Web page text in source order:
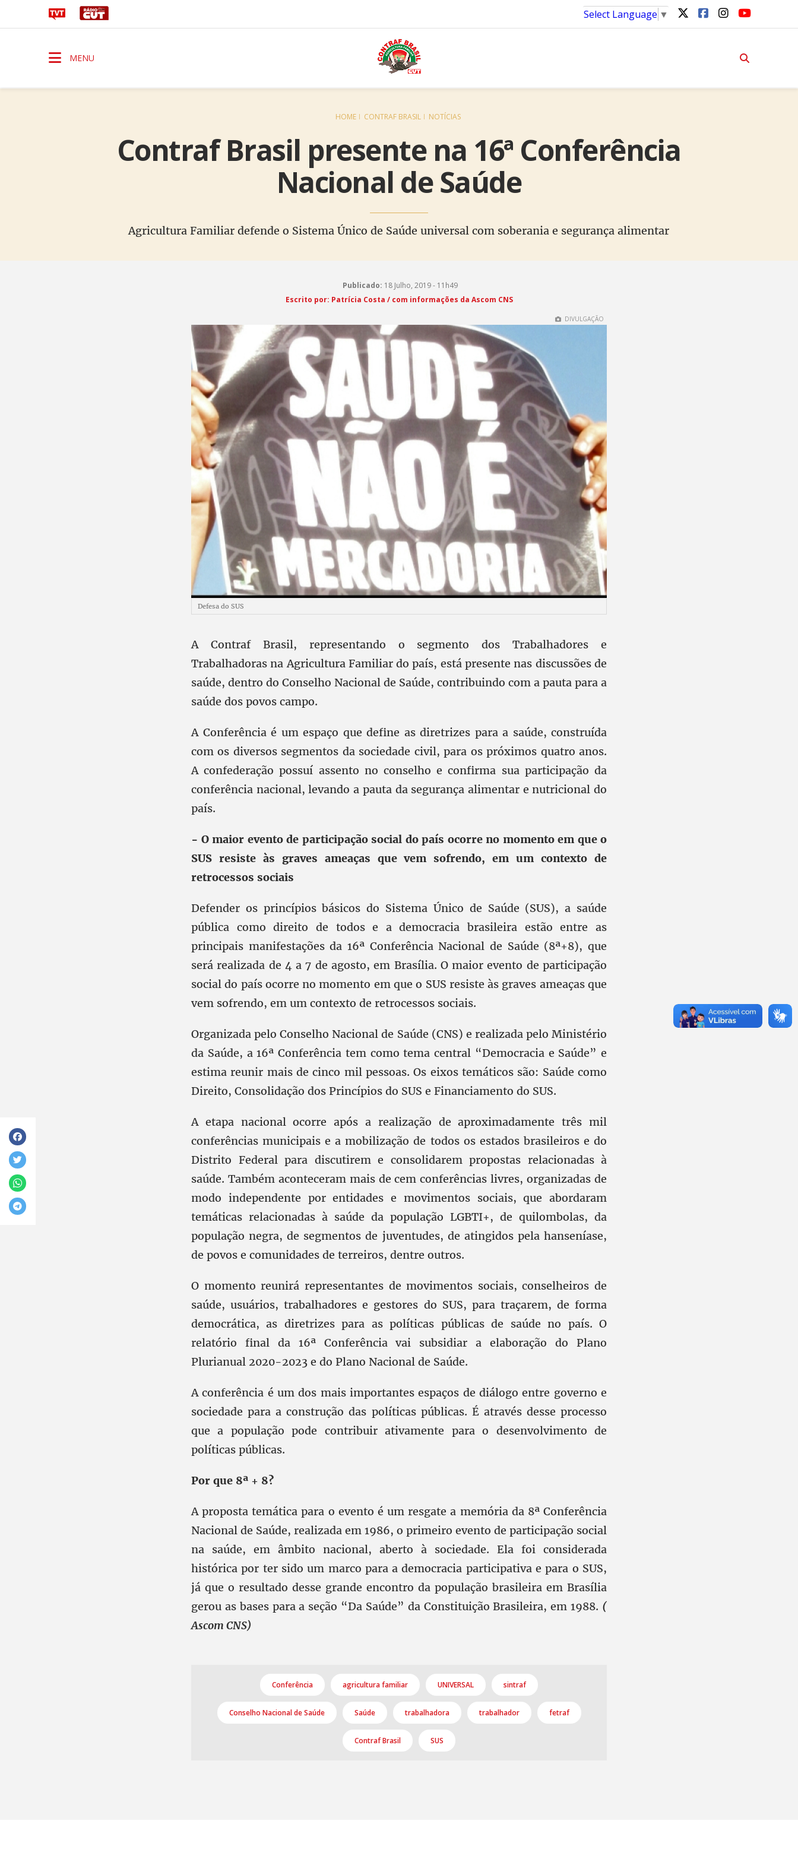
Select Language ▼
MENU
HOME CONTRAF BRASIL NOTÍCIAS
Contraf Brasil presente na 16ª Conferência
Nacional de Saúde
Agricultura Familiar defende o Sistema Único de Saúde universal com soberania e segurança alimentar
Publicado: 18 Julho, 2019 - 11h49
Escrito por: Patrícia Costa / com informações da Ascom CNS
DIVULGAÇÃO
Defesa do SUS
A Contraf Brasil, representando o segmento dos Trabalhadores e
Trabalhadoras na Agricultura Familiar do país, está presente nas discussões de
saúde, dentro do Conselho Nacional de Saúde, contribuindo com a pauta para a
saúde dos povos campo.
A Conferência é um espaço que define as diretrizes para a saúde, construída
com os diversos segmentos da sociedade civil, para os próximos quatro anos.
A confederação possuí assento no conselho e confirma sua participação da
conferência nacional, levando a pauta da segurança alimentar e nutricional do
país.
- O maior evento de participação social do país ocorre no momento em que o
SUS resiste às graves ameaças que vem sofrendo, em um contexto de
retrocessos sociais
Defender os princípios básicos do Sistema Único de Saúde (SUS), a saúde
pública como direito de todos e a democracia brasileira estão entre as
principais manifestações da 16ª Conferência Nacional de Saúde (8ª+8), que
será realizada de 4 a 7 de agosto, em Brasília. O maior evento de participação
social do país ocorre no momento em que o SUS resiste às graves ameaças que
vem sofrendo, em um contexto de retrocessos sociais.
Organizada pelo Conselho Nacional de Saúde (CNS) e realizada pelo Ministério
da Saúde, a 16ª Conferência tem como tema central “Democracia e Saúde” e
estima reunir mais de cinco mil pessoas. Os eixos temáticos são: Saúde como
Direito, Consolidação dos Princípios do SUS e Financiamento do SUS.
A etapa nacional ocorre após a realização de aproximadamente três mil
conferências municipais e a mobilização de todos os estados brasileiros e do
Distrito Federal para discutirem e consolidarem propostas relacionadas à
saúde. Também aconteceram mais de cem conferências livres, organizadas de
modo independente por entidades e movimentos sociais, que abordaram
temáticas relacionadas à saúde da população LGBTI+, de quilombolas, da
população negra, de segmentos de juventudes, de atingidos pela hanseníase,
de povos e comunidades de terreiros, dentre outros.
O momento reunirá representantes de movimentos sociais, conselheiros de
saúde, usuários, trabalhadores e gestores do SUS, para traçarem, de forma
democrática, as diretrizes para as políticas públicas de saúde no país. O
relatório final da 16ª Conferência vai subsidiar a elaboração do Plano
Plurianual 2020-2023 e do Plano Nacional de Saúde.
A conferência é um dos mais importantes espaços de diálogo entre governo e
sociedade para a construção das políticas públicas. É através desse processo
que a população pode contribuir ativamente para o desenvolvimento de
políticas públicas.
Por que 8ª + 8?
A proposta temática para o evento é um resgate a memória da 8ª Conferência
Nacional de Saúde, realizada em 1986, o primeiro evento de participação social
na saúde, em âmbito nacional, aberto à sociedade. Ela foi considerada
histórica por ter sido um marco para a democracia participativa e para o SUS,
já que o resultado desse grande encontro da população brasileira em Brasília
gerou as bases para a seção “Da Saúde” da Constituição Brasileira, em 1988. (
Ascom CNS)
Conferência agricultura familiar UNIVERSAL sintraf
Conselho Nacional de Saúde Saúde trabalhadora trabalhador fetraf
Contraf Brasil SUS